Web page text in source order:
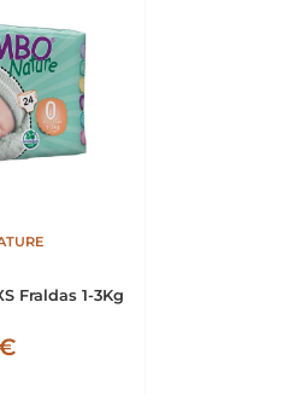
Fraldas 1-3Kg